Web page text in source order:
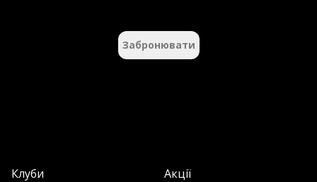
Забронювати
Клуби
Акції